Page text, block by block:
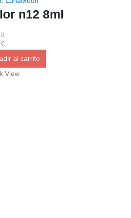
n12 8ml
of 5
€
al carrito
View